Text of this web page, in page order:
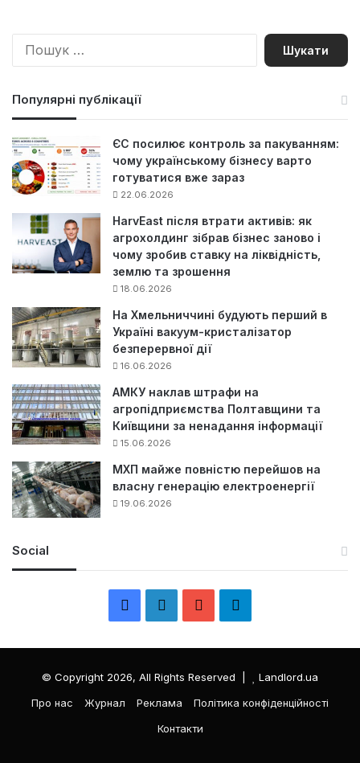
П
Популярні публікації
ЄС посилює контроль за пакуванням:
чому українському бізнесу варто
готуватися вже зараз
22.06.2026
HarvEast після втрати активів: як
агрохолдинг зібрав бізнес заново і
чому зробив ставку на ліквідність,
землю та зрошення
18.06.2026
На Хмельниччині будують перший в
Україні вакуум-кристалізатор
безперервної дії
16.06.2026
АМКУ наклав штрафи на
агропідприємства Полтавщини та
Київщини за ненадання інформації
15.06.2026
МХП майже повністю перейшов на
власну генерацію електроенергії
19.06.2026
Social
e
k
e
T
л
е
© Copyright 2026, All Rights Reserved |
Landlord.ua
Про нас
Журнал Реклама
Політика конфіденційності
Контакти